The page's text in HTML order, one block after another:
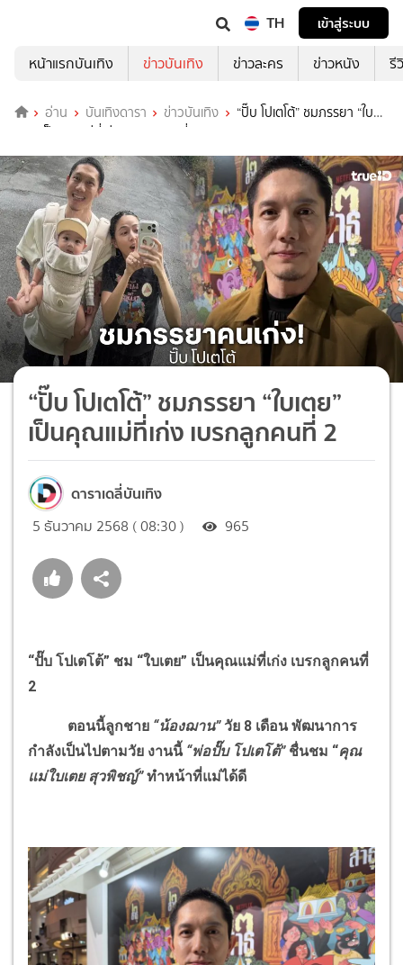
TH
เข้าสู่ระบบ
หน้าแรกบันเทิง
ข่าวบันเทิง ข่าวละคร ข่าวหนัง รี
อ่าน บันเทิงดารา ข่าวบันเทิง
“ปั๊บ โปเตโต้” ชมภรรยา “ใบ
เตย” เป็นคุณแม่ที่เก่ง เบรกลูกคนที่ 2
“ปั๊บ โปเตโต้” ชมภรรยา “ใบเตย”
เป็นคุณแม่ที่เก่ง เบรกลูกคนที่ 2
ดาราเดลี่บันเทิง
5 ธันวาคม 2568 ( 08:30 ) 965
“ปั๊บ โปเตโต้” ชม “ใบเตย” เป็นคุณแม่ที่เก่ง เบรกลูกคนที่
2
ตอนนี้ลูกชาย “น้องฌาน”วัย 8 เดือน พัฒนาการ
กำลังเป็นไปตามวัย งานนี้ “พ่อปั๊บ โปเตโต้” ชื่นชม “คุณ
แม่ใบเตย สุวพิชญ์”ทำหน้าที่แม่ได้ดี